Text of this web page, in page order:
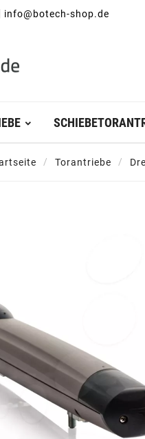
info@botech-shop.de
Torantriebe